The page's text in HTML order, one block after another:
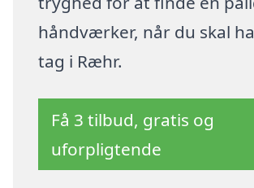
håndværker, når du skal
tag i Ræhr.
Få 3 tilbud, gratis og
uforpligtende